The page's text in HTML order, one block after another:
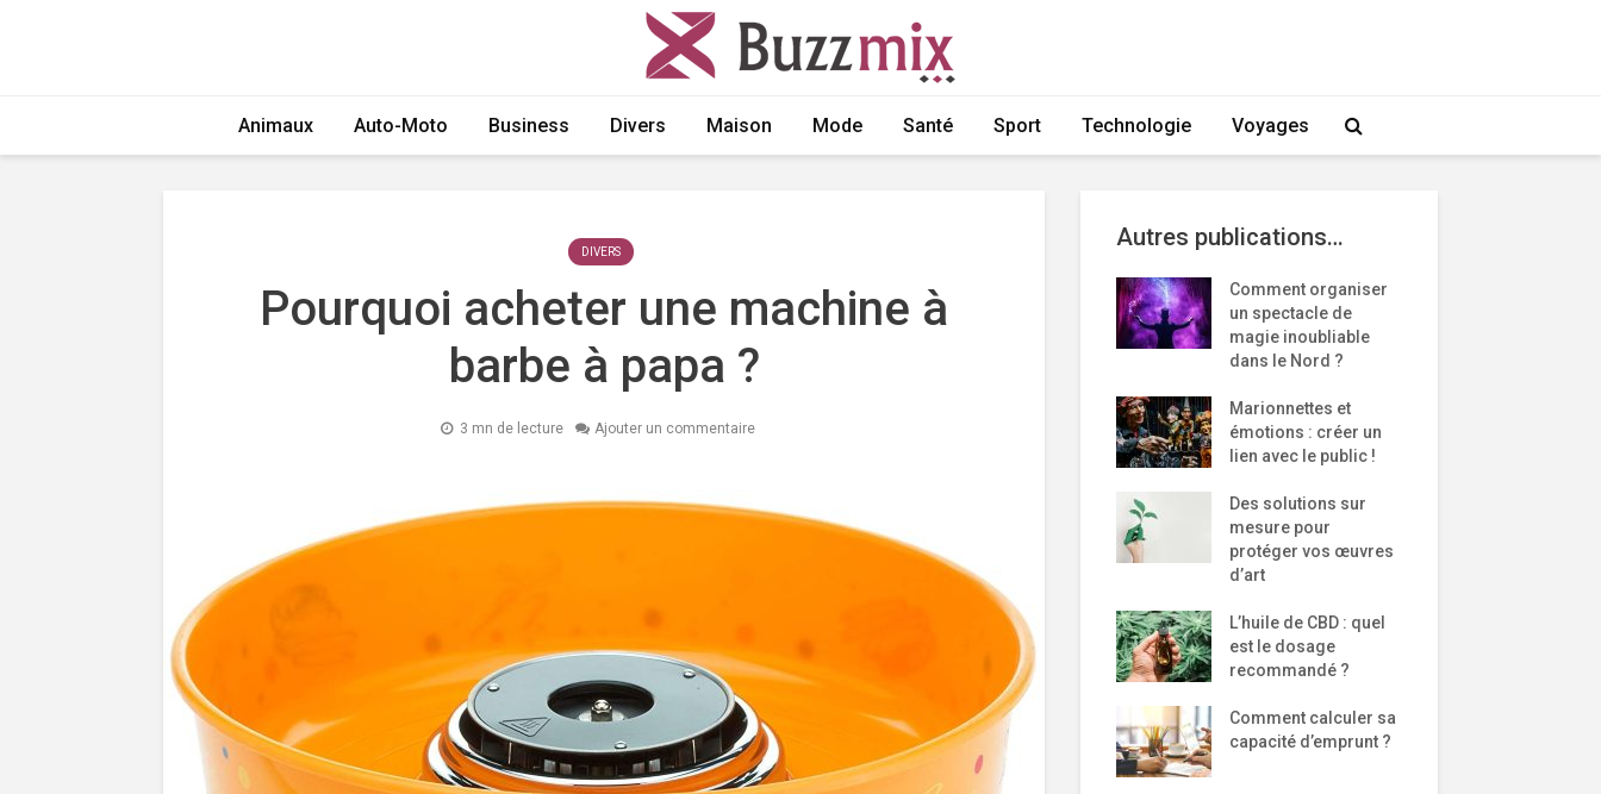
Animaux Auto-Moto Business Divers Maison Mode Santé Sport Technologie Voyages
DIVERS
Pourquoi acheter une machine à
barbe à papa ?
3 mn de lecture Ajouter un commentaire
Autres publications…
Comment organiser
un spectacle de
magie inoubliable
dans le Nord ?
Marionnettes et
émotions : créer un
lien avec le public !
Des solutions sur
mesure pour
protéger vos œuvres
d’art
L’huile de CBD : quel
est le dosage
recommandé ?
Comment calculer sa
capacité d’emprunt ?